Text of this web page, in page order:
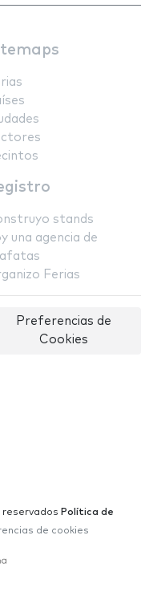
stands
una agencia de
Ferias
Preferencias de
Cookies
reservados Política de
de cookies